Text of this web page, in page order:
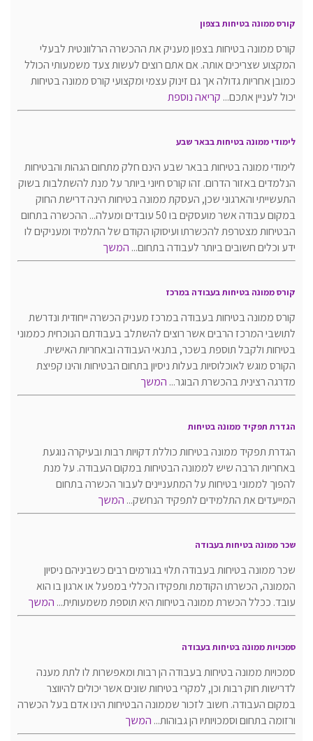
קורס ממונה בטיחות בצפון
קורס ממונה בטיחות בצפון מעניק את ההכשרה הרלוונטית לבעלי
המקצוע שצריכים אותה. אם אתם רוצים לעשות צעד משמעותי הכולל
כמובן אחריות גדולה אך גם זינוק עצמי ומקצועי קורס ממונה בטיחות
יכול לעניין אתכם... קריאה נוספת
לימודי ממונה בטיחות בבאר שבע
לימודי ממונה בטיחות בבאר שבע הינם חלק מתחום הגהות והבטיחות
הנלמדים באזור הדרום. זהו קורס חיוני ביותר על מנת להשתלבות בשוק
התעשייתי והארגוני שכן, העסקת ממונה בטיחות הינה דרישת החוק
במקום עבודה אשר מועסקים בו 50 עובדים ומעלה... ההכשרה בתחום
הבטיחות מצטרפת להכשרתו ועיסוקו הקודם של התלמיד ומעניקים לו
ידע וכלים חשובים ביותר לעבודה בתחום... המשך
קורס ממונה בטיחות בעבודה במרכז
קורס ממונה בטיחות בעבודה במרכז מעניק הכשרה ייחודית ונדרשת
לתושבי המרכז הרבים אשר רוצים להשתלב בעבודתם הנוכחית כממוני
בטיחות ולקבל תוספת בשכר, בתנאי העבודה ובאחריות האישית.
הקורס מוגש לאוכלוסיות בעלות ניסיון בתחום הבטיחות והינו קפיצת
מדרגה רצינית בהכשרת הבוגר... המשך
הגדרת תפקיד ממונה בטיחות
הגדרת תפקיד ממונה בטיחות כוללת דקויות רבות ובעיקרה נוגעת
באחריות הרבה שיש לממונה הבטיחות במקום העבודה. על מנת
להפוך לממוני בטיחות על המתעניינים לעבור הכשרה בתחום
המייעדים את התלמידים לתפקיד הנחשק... המשך
שכר ממונה בטיחות בעבודה
שכר ממונה בטיחות בעבודה תלוי בגורמים רבים כשביניהם ניסיון
הממונה, הכשרתו הקודמת ותפקידו הכללי במפעל או ארגון בו הוא
עובד. ככלל הכשרת ממונה בטיחות היא תוספת משמעותית... המשך
סמכויות ממונה בטיחות בעבודה
סמכויות ממונה בטיחות בעבודה הן רבות ומאפשרות לו לתת מענה
לדרישות חוק רבות וכן, למקרי בטיחות שונים אשר יכולים להיווצר
במקום העבודה. חשוב לזכור שממונה הבטיחות הינו אדם בעל הכשרה
ורזומה בתחום וסמכויותיו הן גבוהות... המשך